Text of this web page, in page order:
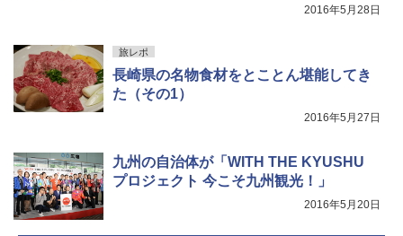
2016年5月28日
旅レポ
長崎県の名物食材をとことん堪能してき
た（その1）
2016年5月27日
九州の自治体が「WITH THE KYUSHU
プロジェクト 今こそ九州観光！」
2016年5月20日